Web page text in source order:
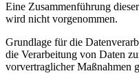
Eine Zusammenführung
wird nicht vorgenommen.
Grundlage für die
die Verarbeitung von Daten
vorvertraglicher Maßnahmen